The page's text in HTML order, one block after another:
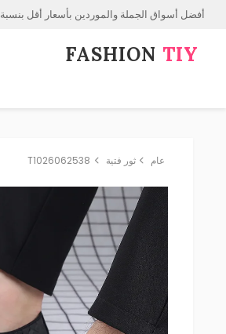
أفضل أسواق الجملة والموردين بأسعار أقل بنسبة 70%!
FASHION⁠ TIY
عام ثور فتية T1026062538